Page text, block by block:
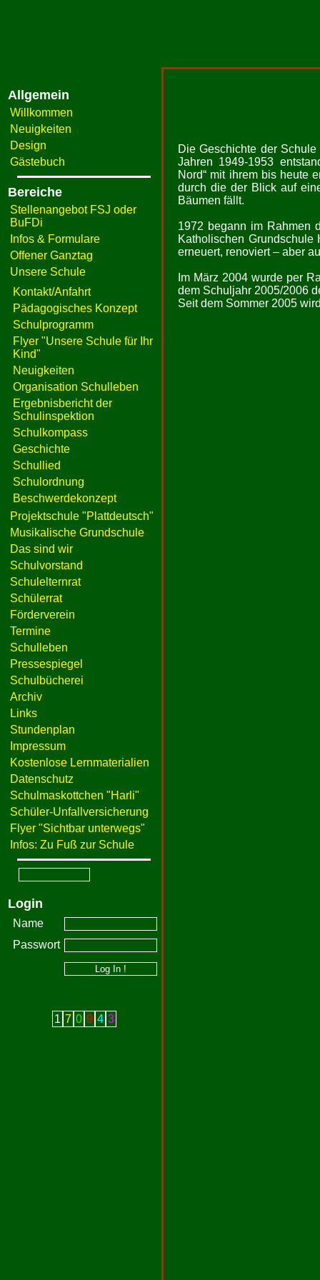
Allgemein
Willkommen
Neuigkeiten
Design
Gästebuch
Bereiche
Stellenangebot FSJ oder
BuFDi
Infos & Formulare
Offener Ganztag
Unsere Schule
Kontakt/Anfahrt
Pädagogisches Konzept
Schulprogramm
Flyer "Unsere Schule für Ihr
Kind"
Neuigkeiten
Organisation Schulleben
Ergebnisbericht der
Schulinspektion
Schulkompass
Geschichte
Schullied
Schulordnung
Beschwerdekonzept
Projektschule "Plattdeutsch"
Musikalische Grundschule
Das sind wir
Schulvorstand
Schulelternrat
Schülerrat
Förderverein
Termine
Schulleben
Pressespiegel
Schulbücherei
Archiv
Links
Stundenplan
Impressum
Kostenlose Lernmaterialien
Datenschutz
Schulmaskottchen "Harli"
Schüler-Unfallversicherung
Flyer "Sichtbar unterwegs"
Infos: Zu Fuß zur Schule
Login
Name
Passwort
1 7 0 9 4 3
Die Geschichte der
Jahren 1949-1953
Nord“ mit ihrem bis heute
durch die der Blick auf
Bäumen fällt.
1972 begann im Rahmen
Katholischen
erneuert, renoviert – aber
Im März 2004 wurde per
dem Schuljahr 2005/2006
Seit dem Sommer 2005